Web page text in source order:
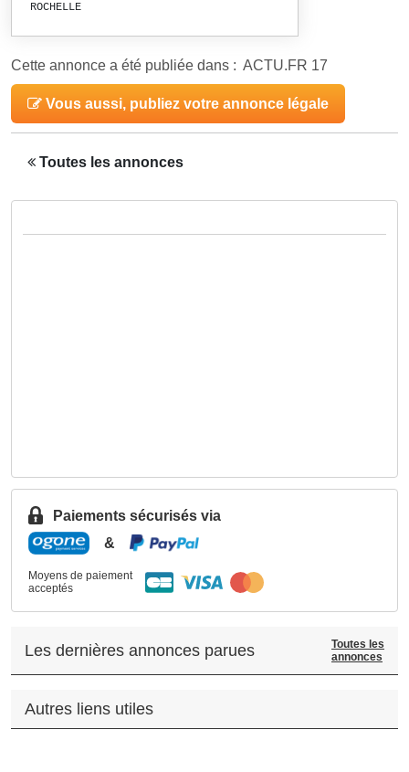
ROCHELLE
Cette annonce a été publiée dans : ACTU.FR 17
Vous aussi, publiez votre annonce légale
Toutes les annonces
Paiements sécurisés via
&
Moyens de paiement
acceptés
Les dernières annonces parues
Toutes les
annonces
Autres liens utiles